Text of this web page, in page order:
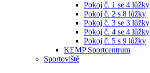
Pokoj č. 1 se 4 lůžky
Pokoj č. 2 s 8 lůžky
Pokoj č. 3 se 3 lůžky
Pokoj č. 4 se 4 lůžky
Pokoj č. 5 s 9 lůžky
KEMP Sportcentrum
Sportoviště